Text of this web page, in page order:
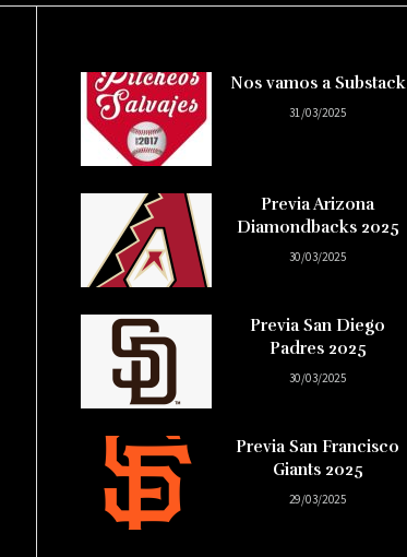
Nos vamos a Substack
31/03/2025
Previa Arizona
Diamondbacks 2025
30/03/2025
Previa San Diego
Padres 2025
30/03/2025
Previa San Francisco
Giants 2025
29/03/2025